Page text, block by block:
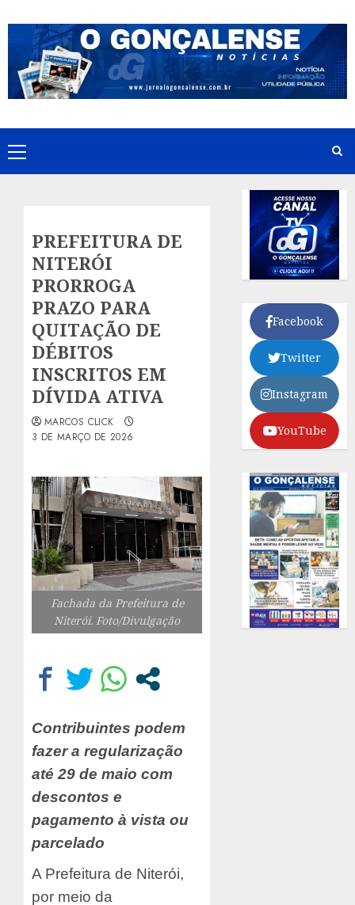
to
content
Primary
Menu
PREFEITURA DE
NITERÓI
PRORROGA
PRAZO PARA
QUITAÇÃO DE
DÉBITOS
INSCRITOS EM
DÍVIDA ATIVA
MARCOS CLICK
3 DE MARÇO DE 2026
Fachada da Prefeitura de
Niterói. Foto/Divulgação
Contribuintes podem
fazer a regularização
até 29 de maio com
descontos e
pagamento à vista ou
parcelado
A Prefeitura de Niterói,
por meio da
Facebook
Twitter
Instagram
YouTube